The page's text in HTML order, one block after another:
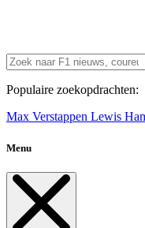
Populaire zoekopdrachten:
Max Verstappen Lewis
Menu